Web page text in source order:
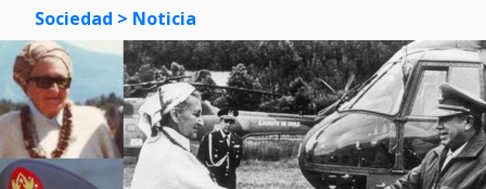
Sociedad > Noticia